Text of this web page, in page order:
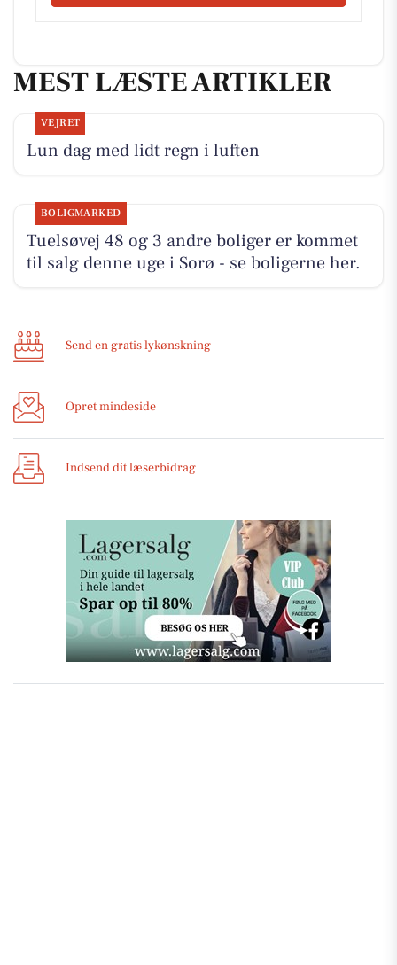
MEST LÆSTE ARTIKLER
VEJRET
Lun dag med lidt regn i luften
BOLIGMARKED
Tuelsøvej 48 og 3 andre boliger er kommet
til salg denne uge i Sorø - se boligerne her.
Send en gratis lykønskning
Opret mindeside
Indsend dit læserbidrag